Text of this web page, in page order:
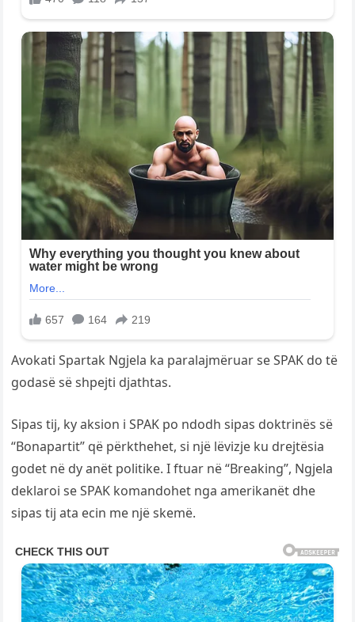
Avokati Spartak Ngjela ka paralajmëruar se SPAK do të
godasë së shpejti djathtas.
Sipas tij, ky aksion i SPAK po ndodh sipas doktrinës së
“Bonapartit” që përkthehet, si një lëvizje ku drejtësia
godet në dy anët politike. I ftuar në “Breaking”, Ngjela
deklaroi se SPAK komandohet nga amerikanët dhe
sipas tij ata ecin me një skemë.